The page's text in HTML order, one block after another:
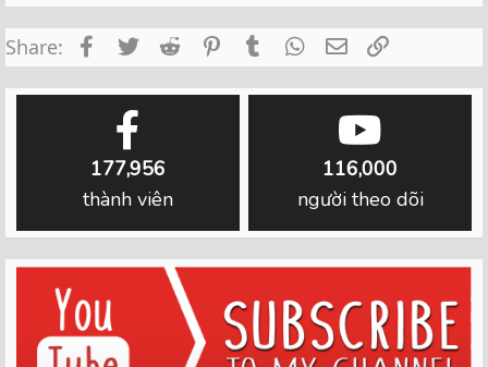
Share: FacebookTwitterReddit PinterestTumblrWhatsApp
Email
177,956
thành viên
116,000
người theo dõi